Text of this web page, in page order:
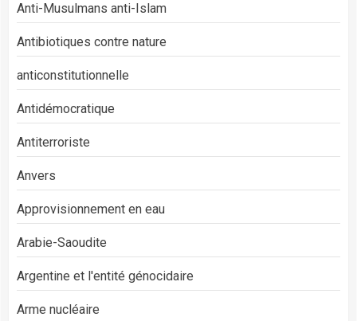
Anti-Musulmans anti-Islam
Antibiotiques contre nature
anticonstitutionnelle
Antidémocratique
Antiterroriste
Anvers
Approvisionnement en eau
Arabie-Saoudite
Argentine et l'entité génocidaire
Arme nucléaire